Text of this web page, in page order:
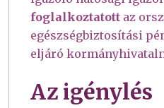
foglalkoztatott az
egészségbiztosítási
eljáró
Az igénylés